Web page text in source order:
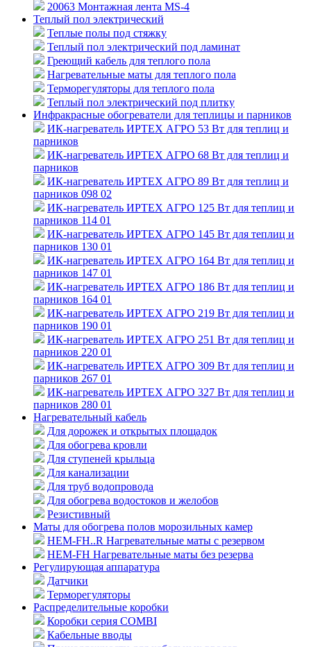
20063 Монтажная лента MS-4
Теплый пол электрический
Теплые полы под стяжку
Теплый пол электрический под ламинат
Греющий кабель для теплого пола
Нагревательные маты для теплого пола
Терморегуляторы для теплого пола
Теплый пол электрический под плитку
Инфракрасные обогреватели для теплицы и парников
ИК-нагреватель ИРТЕХ АГРО 53 Вт для теплиц и
парников
ИК-нагреватель ИРТЕХ АГРО 68 Вт для теплиц и
парников
ИК-нагреватель ИРТЕХ АГРО 89 Вт для теплиц и
парников 098 02
ИК-нагреватель ИРТЕХ АГРО 125 Вт для теплиц и
парников 114 01
ИК-нагреватель ИРТЕХ АГРО 145 Вт для теплиц и
парников 130 01
ИК-нагреватель ИРТЕХ АГРО 164 Вт для теплиц и
парников 147 01
ИК-нагреватель ИРТЕХ АГРО 186 Вт для теплиц и
парников 164 01
ИК-нагреватель ИРТЕХ АГРО 219 Вт для теплиц и
парников 190 01
ИК-нагреватель ИРТЕХ АГРО 251 Вт для теплиц и
парников 220 01
ИК-нагреватель ИРТЕХ АГРО 309 Вт для теплиц и
парников 267 01
ИК-нагреватель ИРТЕХ АГРО 327 Вт для теплиц и
парников 280 01
Нагревательный кабель
Для дорожек и открытых площадок
Для обогрева кровли
Для ступеней крыльца
Для канализации
Для труб водопровода
Для обогрева водостоков и желобов
Резистивный
Маты для обогрева полов морозильных камер
HEM-FH..R Нагревательные маты с резервом
HEM-FH Нагревательные маты без резерва
Регулирующая аппаратура
Датчики
Терморегуляторы
Распределительные коробки
Коробки серия COMBI
Кабельные вводы